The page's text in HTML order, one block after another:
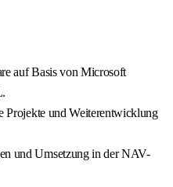
auf Basis von Microsoft
Projekte und Weiterentwicklung
und Umsetzung in der NAV-